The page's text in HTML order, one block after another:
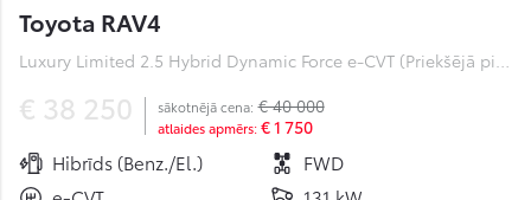
Toyota RAV4
Luxury Limited 2.5 Hybrid Dynamic Force e-CVT (Priekšējā piedziņa) (131 kW)
€ 38 250 sākotnējā cena: € 40 000
atlaides apmērs: € 1 750
Hibrīds (Benz./El.)
FWD